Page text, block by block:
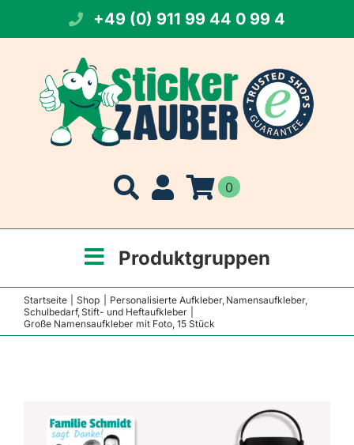
springen
+49 (0) 911 99 44 0 99 4
0
Produktgruppen
Startseite Shop Personalisierte Aufkleber Namensaufkleber
Schulbedarf Stift- und Heftaufkleber
Große Namensaufkleber mit Foto, 15 Stück